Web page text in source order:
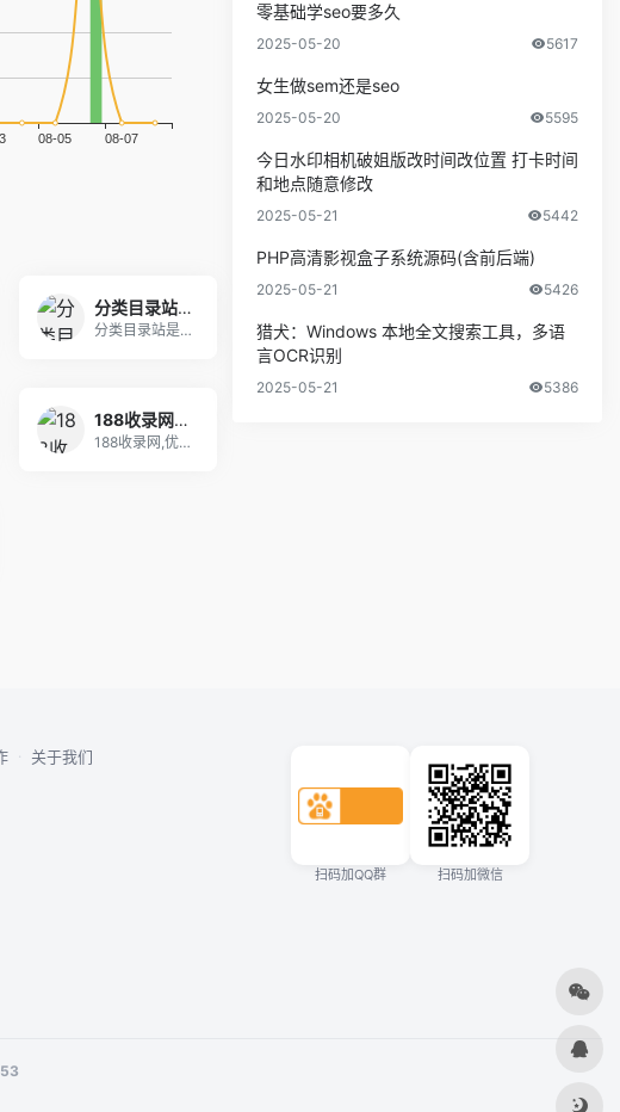
分类目录站-分类目录网
分类目录站是一个汇集了各类优秀网站的分类目录大全
188收录网_网站收录-友情链接交换-网址收录-自动秒收录
188收录网,优质网址导航目录平台,为您提供免费
零基础学seo要多久
2025-05-20 5617
女生做sem还是seo
2025-05-20 5595
今日水印相机破姐版改时间改位置 打卡时间
和地点随意修改
2025-05-21 5442
PHP高清影视盒子系统源码(含前后端)
2025-05-21 5426
猎犬：Windows 本地全文搜索工具，多语
言OCR识别
2025-05-21 5386
· 关于我们
扫码加QQ群 扫码加微信